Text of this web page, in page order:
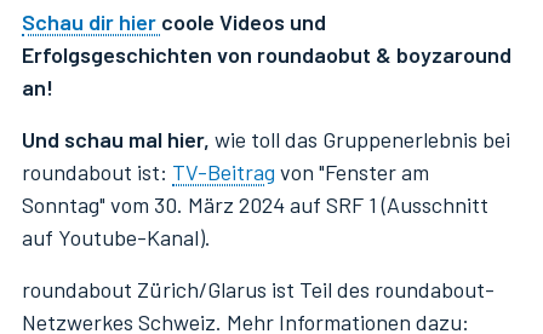
Schau dir hier coole Videos und
Erfolgsgeschichten von roundaobut & boyzaround
an!
Und schau mal hier, wie toll das Gruppenerlebnis bei
roundabout ist: TV-Beitrag von "Fenster am
Sonntag" vom 30. März 2024 auf SRF 1 (Ausschnitt
auf Youtube-Kanal).
roundabout Zürich/Glarus ist Teil des roundabout-
Netzwerkes Schweiz. Mehr Informationen dazu: